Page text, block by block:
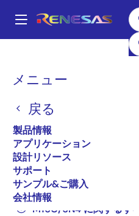
ン
メニュー
戻る
製品情報
アプリケーション
設計リソース
サポート
サンプル&ご購入
会社情報
パ
く
ず
マイクロコントロ
M16C/6N4
M306N4FCTFP
廃止品
16 ビットマイクロコン
奨品）
M16C/6Nグループ（
M16C/6N4 に関するす